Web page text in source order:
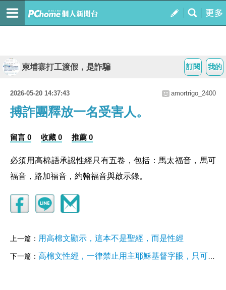
我的
訂閱
柬埔寨打工渡假，是詐騙
2026-05-20 14:37:43 amortrigo_2400
搏詐團釋放一名受害人。
留言 0 收藏 0 推薦 0
必須用高棉語承認性經只有五卷，包括：馬太福音，馬可
福音，路加福音，約翰福音與啟示錄。
上一篇： 用高棉文顯示，這本不是聖經，而是性經
下一篇： 高棉文性經，一律禁止用主耶穌基督字眼，只可用馬利亞的兒子為稱呼